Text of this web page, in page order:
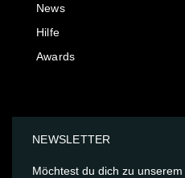
News
Hilfe
Awards
NEWSLETTER
Möchtest du dich zu unserem